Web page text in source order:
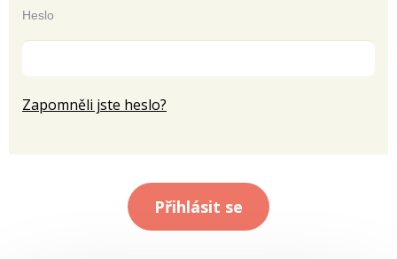
Heslo
Zapomněli jste heslo?
Přihlásit se